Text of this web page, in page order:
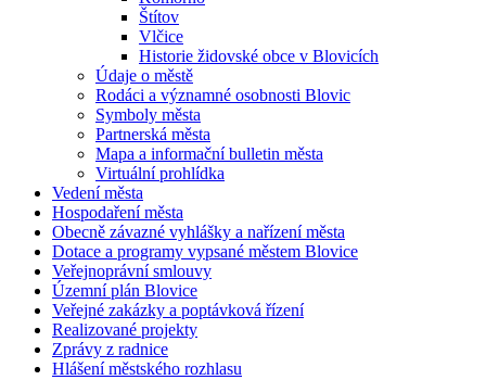
Štítov
Vlčice
Historie židovské obce v Blovicích
Údaje o městě
Rodáci a významné osobnosti Blovic
Symboly města
Partnerská města
Mapa a informační bulletin města
Virtuální prohlídka
Vedení města
Hospodaření města
Obecně závazné vyhlášky a nařízení města
Dotace a programy vypsané městem Blovice
Veřejnoprávní smlouvy
Územní plán Blovice
Veřejné zakázky a poptávková řízení
Realizované projekty
Zprávy z radnice
Hlášení městského rozhlasu